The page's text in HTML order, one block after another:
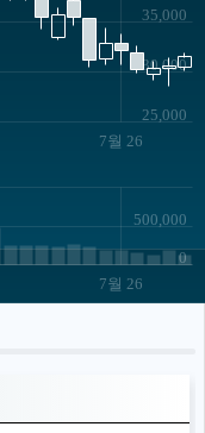
7월 26
25,000
30,000
35,000
7월 26
0
500,000